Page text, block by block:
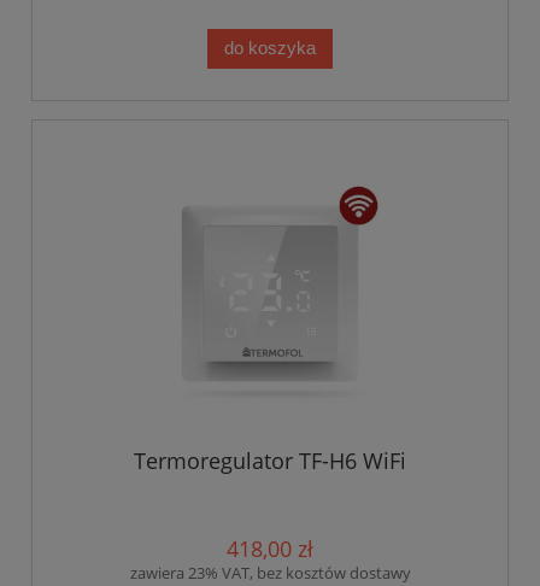
do koszyka
Termoregulator TF-H6 WiFi
418,00 zł
zawiera 23% VAT, bez kosztów dostawy